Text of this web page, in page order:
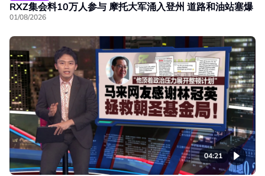
RXZ集会料10万人参与 摩托大军涌入登州 道路和油站塞爆
01/08/2026
04:21